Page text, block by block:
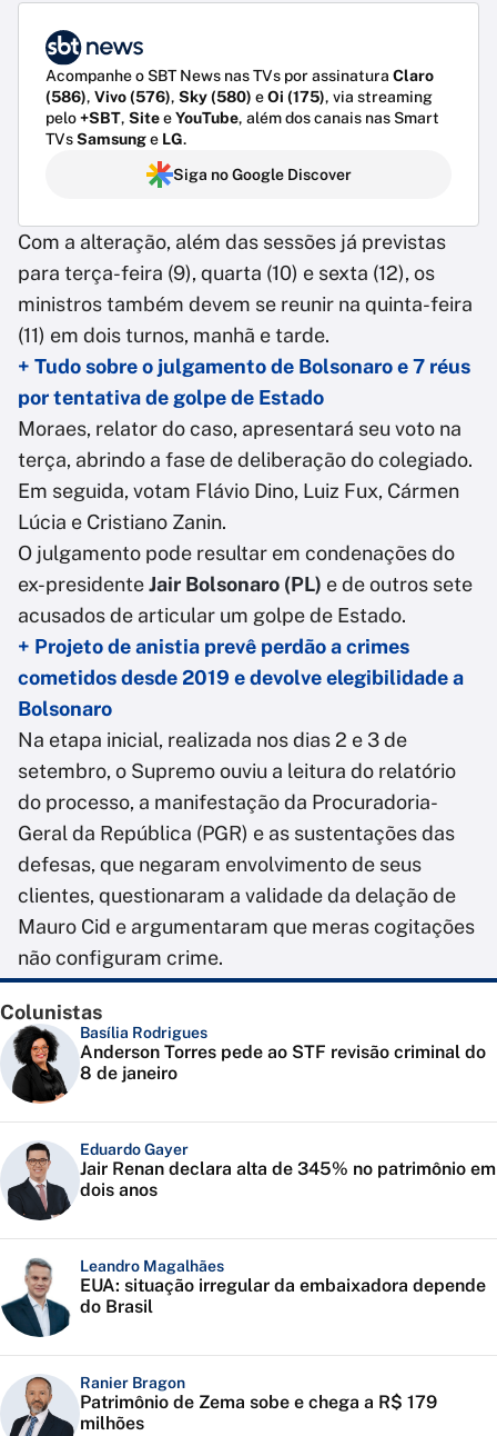
Acompanhe o SBT News nas TVs por assinatura Claro
(586), Vivo (576), Sky (580) eOi (175), via streaming
pelo+SBT, SiteeYouTube, além dos canais nas Smart
TVsSamsunge LG.
Siga no Google Discover
Com a alteração, além das sessões já previstas
para terça-feira (9), quarta (10) e sexta (12), os
ministros também devem se reunir na quinta-feira
(11) em dois turnos, manhã e tarde.
+ Tudo sobre o julgamento de Bolsonaro e 7 réus
por tentativa de golpe de Estado
Moraes, relator do caso, apresentará seu voto na
terça, abrindo a fase de deliberação do colegiado.
Em seguida, votam Flávio Dino, Luiz Fux, Cármen
Lúcia e Cristiano Zanin.
O julgamento pode resultar em condenações do
ex-presidenteJair Bolsonaro (PL) e de outros sete
acusados de articular um golpe de Estado.
+ Projeto de anistia prevê perdão a crimes
cometidos desde 2019 e devolve elegibilidade a
Bolsonaro
Na etapa inicial, realizada nos dias 2 e 3 de
setembro, o Supremo ouviu a leitura do relatório
do processo, a manifestação da Procuradoria-
Geral da República (PGR) e as sustentações das
defesas, que negaram envolvimento de seus
clientes, questionaram a validade da delação de
Mauro Cid e argumentaram que meras cogitações
não configuram crime.
Colunistas
Basília Rodrigues
Anderson Torres pede ao STF revisão criminal do
8 de janeiro
Eduardo Gayer
Jair Renan declara alta de 345% no patrimônio em
dois anos
Leandro Magalhães
EUA: situação irregular da embaixadora depende
do Brasil
Ranier Bragon
Patrimônio de Zema sobe e chega a R$ 179
milhões